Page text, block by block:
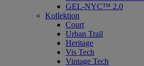
GEL-NYC™ 2.0
Kollektion
Court
Urban Trail
Heritage
Vis Tech
Vintage Tech